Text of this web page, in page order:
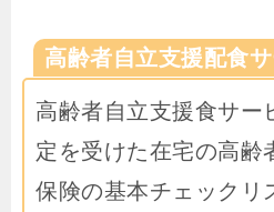
高齢者自立支援配食サ
高齢者自立支援食サー
定を受けた在宅の高齢
保険の基本チェックリ